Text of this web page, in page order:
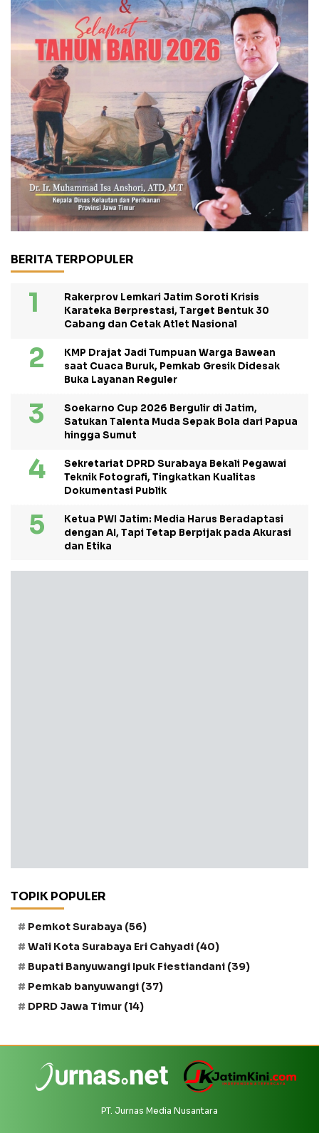
BERITA TERPOPULER
Rakerprov Lemkari Jatim Soroti Krisis
Karateka Berprestasi, Target Bentuk 30
Cabang dan Cetak Atlet Nasional
KMP Drajat Jadi Tumpuan Warga Bawean
saat Cuaca Buruk, Pemkab Gresik Didesak
Buka Layanan Reguler
Soekarno Cup 2026 Bergulir di Jatim,
Satukan Talenta Muda Sepak Bola dari Papua
hingga Sumut
Sekretariat DPRD Surabaya Bekali Pegawai
Teknik Fotografi, Tingkatkan Kualitas
Dokumentasi Publik
Ketua PWI Jatim: Media Harus Beradaptasi
dengan AI, Tapi Tetap Berpijak pada Akurasi
dan Etika
TOPIK POPULER
Pemkot Surabaya (56)
Wali Kota Surabaya Eri Cahyadi (40)
Bupati Banyuwangi Ipuk Fiestiandani (39)
Pemkab banyuwangi (37)
DPRD Jawa Timur (14)
PT. Jurnas Media Nusantara